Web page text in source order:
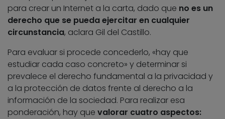
para crear un Internet a la carta, dado que no es un
derecho que se pueda ejercitar en cualquier
circunstancia, aclara Gil del Castillo.
Para evaluar si procede concederlo, «hay que
estudiar cada caso concreto» y determinar si
prevalece el derecho fundamental a la privacidad y
a la protección de datos frente al derecho a la
información de la sociedad. Para realizar esa
ponderación, hay que valorar cuatro aspectos: